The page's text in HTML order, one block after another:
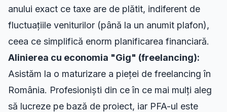
anului exact ce taxe are de plătit, indiferent de
fluctuațiile veniturilor (până la un anumit plafon),
ceea ce simplifică enorm planificarea financiară.
Alinierea cu economia "Gig" (freelancing):
Asistăm la o maturizare a pieței de freelancing în
România. Profesioniști din ce în ce mai mulți aleg
să lucreze pe bază de proiect, iar PFA-ul este